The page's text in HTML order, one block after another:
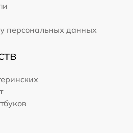
персональных данных